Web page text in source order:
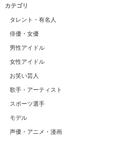
カテゴリ
タレント・有名人
俳優・女優
男性アイドル
女性アイドル
お笑い芸人
歌手・アーティスト
スポーツ選手
モデル
声優・アニメ・漫画